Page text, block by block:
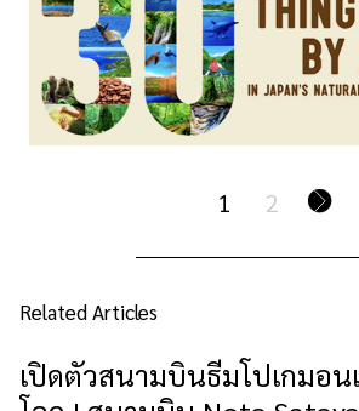
1 2
Related Articles
เปิดตัวสนามบินธีมโปเกมอน